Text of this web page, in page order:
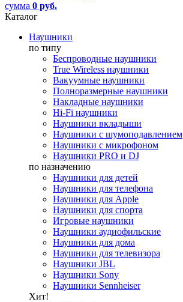
сумма 0 руб.
Каталог
Наушники
по типу
Беспроводные наушники
True Wireless наушники
Вакуумные наушники
Полноразмерные наушники
Накладные наушники
Hi-Fi наушники
Наушники вкладыши
Наушники с шумоподавлением
Наушники с микрофоном
Наушники PRO и DJ
по назначению
Наушники для детей
Наушники для телефона
Наушники для Apple
Наушники для спорта
Игровые наушники
Наушники аудиофильские
Наушники для дома
Наушники для телевизора
Наушники JBL
Наушники Sony
Наушники Sennheiser
Хит!